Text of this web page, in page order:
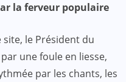
la ferveur populaire
le Président du
une foule en liesse,
par les chants, les